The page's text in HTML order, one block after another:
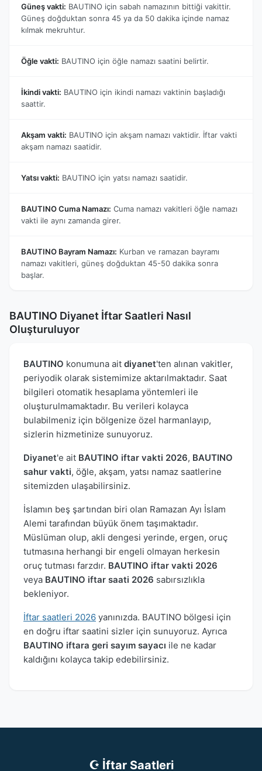
Güneş vakti: BAUTINO için sabah namazının bittiği vakittir.
Güneş doğduktan sonra 45 ya da 50 dakika içinde namaz
kılmak mekruhtur.
Öğle vakti: BAUTINO için öğle namazı saatini belirtir.
İkindi vakti: BAUTINO için ikindi namazı vaktinin başladığı
saattir.
Akşam vakti: BAUTINO için akşam namazı vaktidir. İftar vakti
akşam namazı saatidir.
Yatsı vakti: BAUTINO için yatsı namazı saatidir.
BAUTINO Cuma Namazı: Cuma namazı vakitleri öğle namazı
vakti ile aynı zamanda girer.
BAUTINO Bayram Namazı: Kurban ve ramazan bayramı
namazı vakitleri, güneş doğduktan 45-50 dakika sonra
başlar.
BAUTINO Diyanet İftar Saatleri Nasıl
Oluşturuluyor
BAUTINO konumuna ait diyanet'ten alınan vakitler,
periyodik olarak sistemimize aktarılmaktadır. Saat
bilgileri otomatik hesaplama yöntemleri ile
oluşturulmamaktadır. Bu verileri kolayca
bulabilmeniz için bölgenize özel harmanlayıp,
sizlerin hizmetinize sunuyoruz.
Diyanet'e ait BAUTINO iftar vakti 2026, BAUTINO
sahur vakti, öğle, akşam, yatsı namaz saatlerine
sitemizden ulaşabilirsiniz.
İslamın beş şartından biri olan Ramazan Ayı İslam
Alemi tarafından büyük önem taşımaktadır.
Müslüman olup, akli dengesi yerinde, ergen, oruç
tutmasına herhangi bir engeli olmayan herkesin
oruç tutması farzdır. BAUTINO iftar vakti 2026
veya BAUTINO iftar saati 2026 sabırsızlıkla
bekleniyor.
İftar saatleri 2026 yanınızda. BAUTINO bölgesi için
en doğru iftar saatini sizler için sunuyoruz. Ayrıca
BAUTINO iftara geri sayım sayacı ile ne kadar
kaldığını kolayca takip edebilirsiniz.
☪ İftar Saatleri